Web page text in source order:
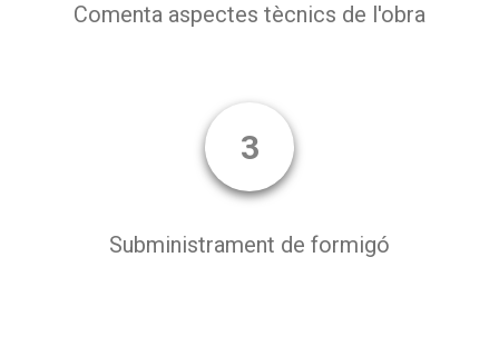
Comenta aspectes tècnics de l'obra
3
Subministrament de formigó